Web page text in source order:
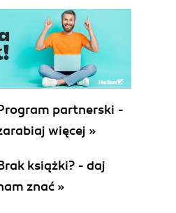
w przykładzie roboczym
w przykładzie roboczym
partnerski -
więcej »
książki? - daj
znać »